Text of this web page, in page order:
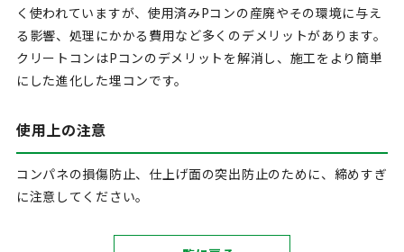
く使われていますが、使用済みPコンの産廃やその環境に与え
る影響、処理にかかる費用など多くのデメリットがあります。
クリートコンはPコンのデメリットを解消し、施工をより簡単
にした進化した埋コンです。
使用上の注意
コンパネの損傷防止、仕上げ面の突出防止のために、締めすぎ
に注意してください。